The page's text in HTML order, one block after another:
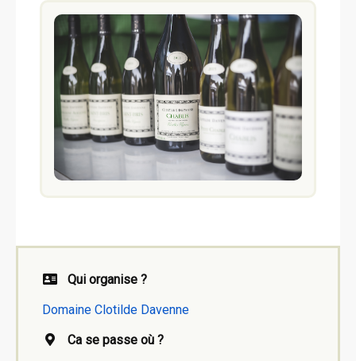
Qui organise ?
Domaine Clotilde Davenne
Ca se passe où ?